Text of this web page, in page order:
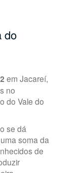
do
em Jacareí,
no
do Vale do
se dá
soma da
de